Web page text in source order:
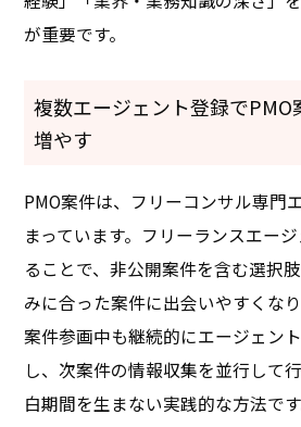
が重要です。
複数エージェント登録でPMO
増やす
PMO案件は、フリーコンサル専門
まっています。フリーランスエー
ることで、非公開案件を含む選択
みに合った案件に出会いやすくなり
案件参画中も継続的にエージェン
し、次案件の情報収集を並行して
白期間を生まない実践的な方法です